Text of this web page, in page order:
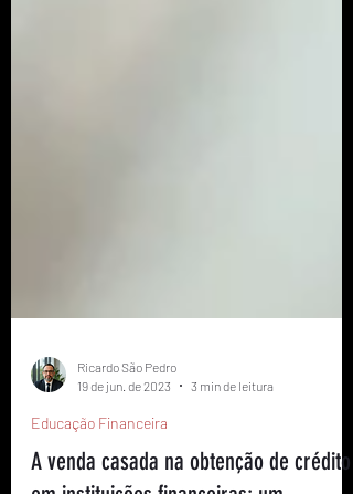
Ricardo São Pedro
19 de jun. de 2023
Educação Financeira